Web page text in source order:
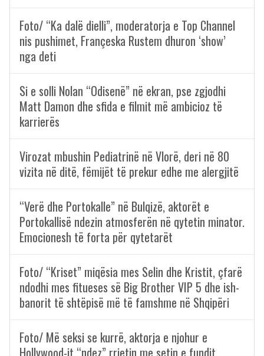
Foto/ “Ka dalë dielli”, moderatorja e Top Channel
nis pushimet, Françeska Rustem dhuron ‘show’
nga deti
Si e solli Nolan “Odisenë” në ekran, pse zgjodhi
Matt Damon dhe sfida e filmit më ambicioz të
karrierës
Virozat mbushin Pediatrinë në Vlorë, deri në 80
vizita në ditë, fëmijët të prekur edhe me alergjitë
“Verë dhe Portokalle” në Bulqizë, aktorët e
Portokallisë ndezin atmosferën në qytetin minator.
Emocionesh të forta për qytetarët
Foto/ “Kriset” miqësia mes Selin dhe Kristit, çfarë
ndodhi mes fitueses së Big Brother VIP 5 dhe ish-
banorit të shtëpisë më të famshme në Shqipëri
Foto/ Më seksi se kurrë, aktorja e njohur e
Hollywood-it “ndez” rrjetin me setin e fundit